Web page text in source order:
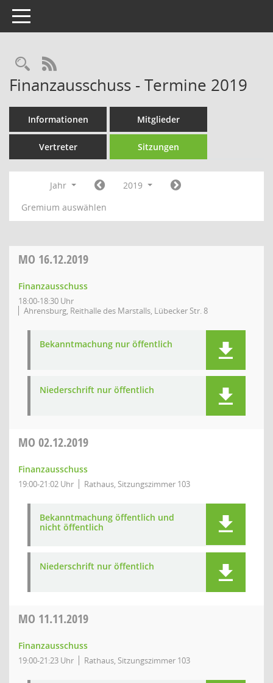
Toggle navigation
Rechercheauswahl
RSS-Feed
Finanzausschuss - Termine 2019
Informationen Mitglieder
Vertreter Sitzungen
Jahr
2019
Gremium auswählen
MO 16.12.2019
Finanzausschuss
18:00-18:30 Uhr
Ahrensburg, Reithalle des Marstalls, Lübecker Str. 8
Bekanntmachung nur öffentlich
Niederschrift nur öffentlich
MO 02.12.2019
Finanzausschuss
19:00-21:02 Uhr Rathaus, Sitzungszimmer 103
Bekanntmachung öffentlich und
nicht öffentlich
Niederschrift nur öffentlich
MO 11.11.2019
Finanzausschuss
19:00-21:23 Uhr Rathaus, Sitzungszimmer 103